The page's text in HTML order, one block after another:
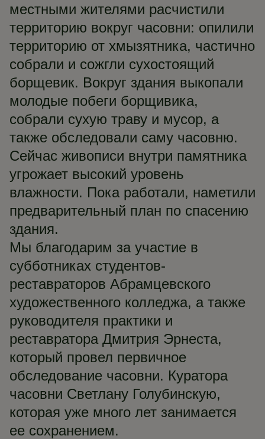
местными жителями расчистили
территорию вокруг часовни: опилили
территорию от хмызятника, частично
собрали и сожгли сухостоящий
борщевик. Вокруг здания выкопали
молодые побеги борщивика,
собрали сухую траву и мусор, а
также обследовали саму часовню.
Сейчас живописи внутри памятника
угрожает высокий уровень
влажности. Пока работали, наметили
предварительный план по спасению
здания.
Мы благодарим за участие в
субботниках студентов-
реставраторов Абрамцевского
художественного колледжа, а также
руководителя практики и
реставратора Дмитрия Эрнеста,
который провел первичное
обследование часовни. Куратора
часовни Светлану Голубинскую,
которая уже много лет занимается
ее сохранением.